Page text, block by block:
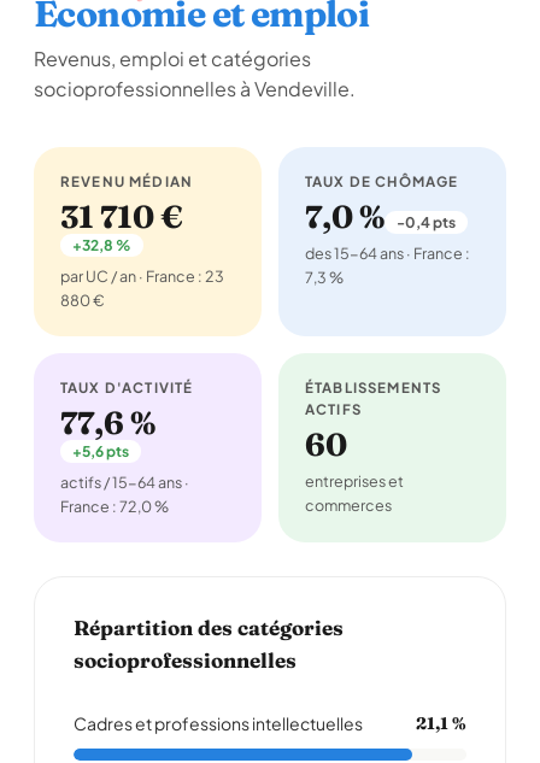
Économie et emploi
Revenus, emploi et catégories
socioprofessionnelles à Vendeville.
REVENU MÉDIAN
31 710 €
+32,8 %
par UC / an · France : 23
880 €
TAUX DE CHÔMAGE
7,0 % -0,4 pts
des 15-64 ans · France :
7,3 %
TAUX D'ACTIVITÉ
77,6 %
+5,6 pts
actifs / 15-64 ans ·
France : 72,0 %
ÉTABLISSEMENTS
ACTIFS
60
entreprises et
commerces
Répartition des catégories
socioprofessionnelles
Cadres et professions intellectuelles 21,1 %